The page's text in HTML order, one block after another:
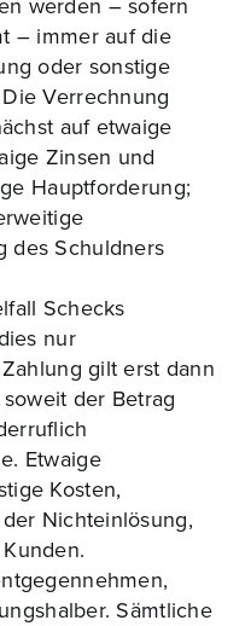
werden – sofern
– immer auf die
oder sonstige
Verrechnung
auf etwaige
Zinsen und
Hauptforderung;
des Schuldners
Schecks
nur
gilt erst dann
der Betrag
Etwaige
Kosten,
Nichteinlösung,
Sämtliche